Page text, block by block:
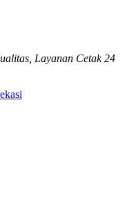
Layanan Cetak 24